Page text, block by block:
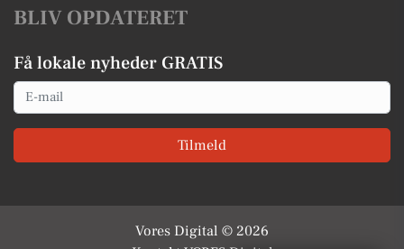
BLIV OPDATERET
Få lokale nyheder GRATIS
Email
Tilmeld
Vores Digital © 2026